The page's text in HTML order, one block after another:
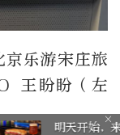
京乐游宋庄旅
王盼盼（左